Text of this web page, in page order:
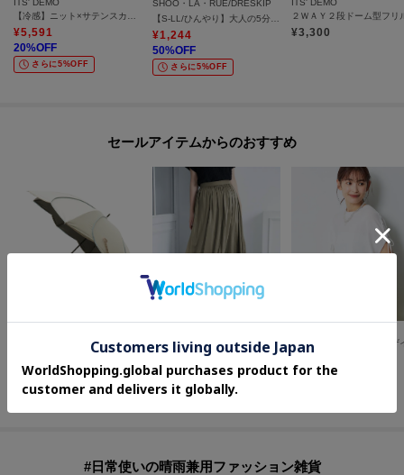
ITS' DEMO
¥5,591
20%OFF
さらに5%OFF
SHOO・LA・RUE/DRESKIP
¥1,244
50%OFF
さらに5%OFF
ITS' DEMO
¥3,300
セールアイテムからのおすすめ
【晴雨兼用/UV】バイカラーパイピング 長傘
20%OFF
さらに10%OFF
【セットアップ可/後ろウエストゴム/光沢感】ローンフレアスカート
20 %OFF
さらに10%OFF
30%OFF
#日常使いの晴雨兼用ファッション雑貨